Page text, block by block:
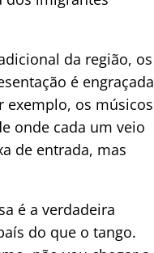
da região, os
é engraçada
exemplo, os músicos
onde cada um veio
de entrada, mas
é a verdadeira
do que o tango.